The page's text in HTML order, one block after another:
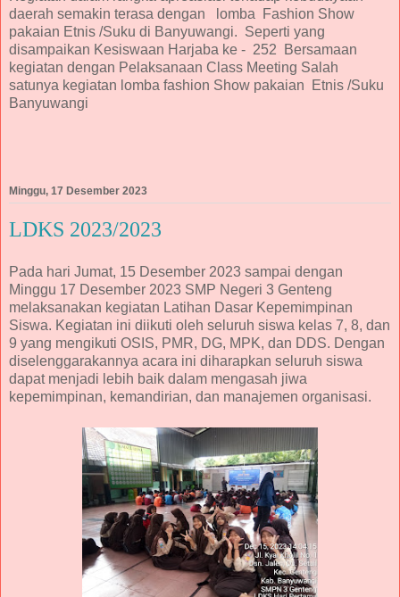
daerah semakin terasa dengan lomba Fashion Show
pakaian Etnis /Suku di Banyuwangi. Seperti yang
disampaikan Kesiswaan Harjaba ke - 252 Bersamaan
kegiatan dengan Pelaksanaan Class Meeting Salah
satunya kegiatan lomba fashion Show pakaian Etnis /Suku
Banyuwangi
Minggu, 17 Desember 2023
LDKS 2023/2023
Pada hari Jumat, 15 Desember 2023 sampai dengan
Minggu 17 Desember 2023 SMP Negeri 3 Genteng
melaksanakan kegiatan Latihan Dasar Kepemimpinan
Siswa. Kegiatan ini diikuti oleh seluruh siswa kelas 7, 8, dan
9 yang mengikuti OSIS, PMR, DG, MPK, dan DDS. Dengan
diselenggarakannya acara ini diharapkan seluruh siswa
dapat menjadi lebih baik dalam mengasah jiwa
kepemimpinan, kemandirian, dan manajemen organisasi.